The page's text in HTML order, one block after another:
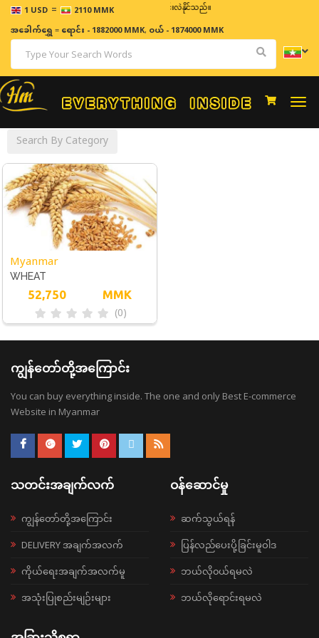
1 USD = 2110 MMK
ဈေးနှုန်းများသည် အချိန်နှင့် အမျှပြောင်းလဲနိုင်သည်။
အခေါက်ရွှေ=ရောင်း - 1882000 MMK, ဝယ် - 1874000 MMK
Search By Category
Myanmar
WHEAT
52,750 MMK
(0)
ကျွန်တော်တို့အကြောင်း
You can buy everything inside. The one and only Best E-commerce
Website in Myanmar
သတင်းအချက်လက်
ကျွန်တော်တို့အကြောင်း
DELIVERY အချက်အလက်
ကိုယ်ရေးအချက်အလက်မူ
အသုံးပြုစည်းမျဉ်းများ
ဝန်ဆောင်မှု
ဆက်သွယ်ရန်
ပြန်လည်ပေးပို့ခြင်းမူဝါဒ
ဘယ်လို၀ယ်ရမလဲ
ဘယ်လိုရောင်းရမလဲ